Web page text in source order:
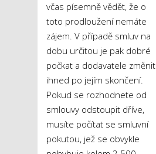
včas písemně vědět, že o
toto prodloužení nemáte
zájem. V případě smluv na
dobu určitou je pak dobré
počkat a dodavatele změnit
ihned po jejím skončení.
Pokud se rozhodnete od
smlouvy odstoupit dříve,
musíte počítat se smluvní
pokutou, jež se obvykle